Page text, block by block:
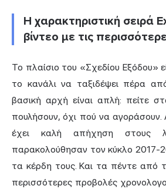
Η χαρακτηριστική σειρά
βίντεο με τις
Το πλαίσιο του «Σχεδίου Εξόδου»
το κανάλι να ταξιδέψει πέρα
βασική αρχή είναι απλή: πείτε
πουλήσουν, όχι πού να
έχει καλή απήχηση στους
παρακολούθησαν τον κύκλο 2017-
τα κέρδη τους. Και τα πέντε από
περισσότερες προβολές